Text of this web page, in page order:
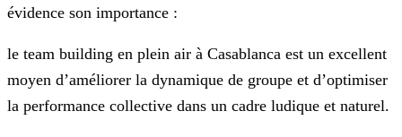
évidence son importance :
le team building en plein air à Casablanca est un excellent
moyen d’améliorer la dynamique de groupe et d’optimiser
la performance collective dans un cadre ludique et naturel.